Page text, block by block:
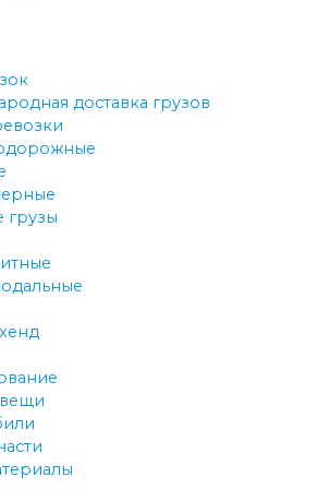
доставка грузов
грузы